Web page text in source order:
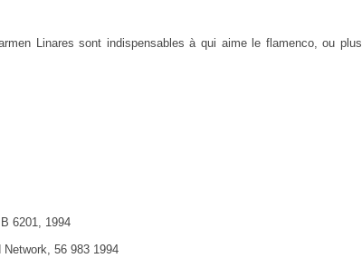
Linares sont indispensables à qui aime le flamenco, ou plus
6201, 1994
Network, 56 983 1994